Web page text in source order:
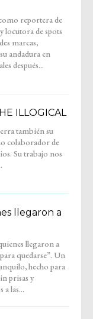
después...
ILLOGICAL
llegaron a
a las...